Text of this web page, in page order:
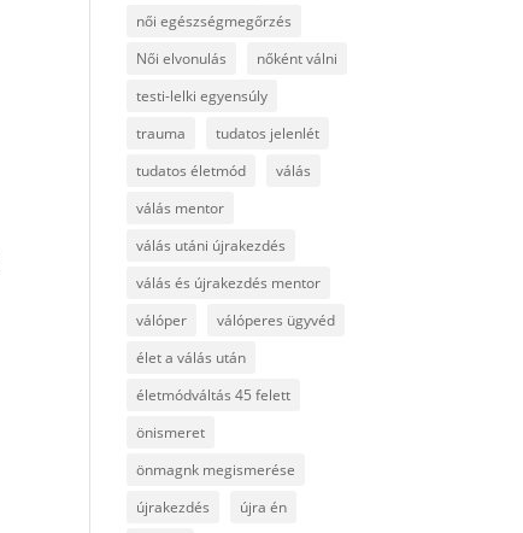
női egészségmegőrzés
Női elvonulás
nőként válni
testi-lelki egyensúly
trauma
tudatos jelenlét
tudatos életmód
válás
válás mentor
válás utáni újrakezdés
válás és újrakezdés mentor
válóper
válóperes ügyvéd
élet a válás után
életmódváltás 45 felett
önismeret
önmagnk megismerése
újrakezdés
újra én